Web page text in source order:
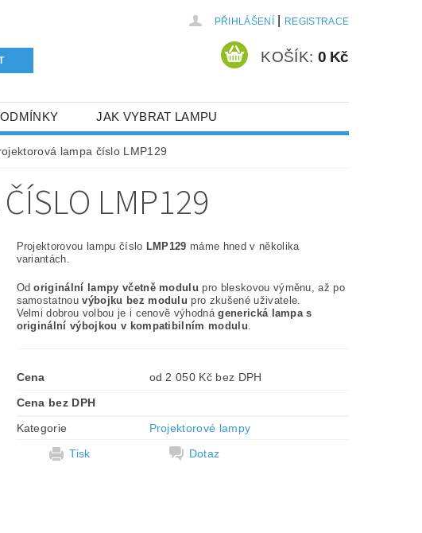
PŘIHLÁŠENÍ REGISTRACE
KOŠÍK: 0 Kč
JAK VYBRAT LAMPU
lampa číslo LMP129
LMP129
Projektorovou lampu číslo LMP129 máme hned v několika
variantách.
Odoriginální lampy včetně modulu pro bleskovou výměnu, až po
samostatnouvýbojku bez modulu pro zkušené uživatele.
Velmi dobrou volbou je i cenově výhodnágenerická lampa s
originální výbojkou v kompatibilním modulu.
Cena
od 2 050 Kč bez DPH
Cena bez DPH
Kategorie
Projektorové lampy
Tisk
Dotaz